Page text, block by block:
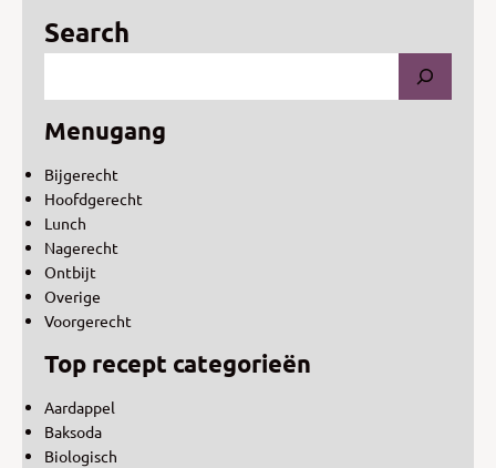
Search
Menugang
Bijgerecht
Hoofdgerecht
Lunch
Nagerecht
Ontbijt
Overige
Voorgerecht
Top recept categorieën
Aardappel
Baksoda
Biologisch